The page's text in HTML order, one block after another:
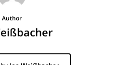
Author